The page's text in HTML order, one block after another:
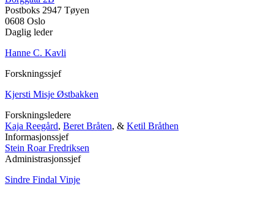
Postboks 2947 Tøyen
0608 Oslo
Daglig leder
Hanne C. Kavli
Forskningssjef
Kjersti Misje Østbakken
Forskningsledere
Kaja Reegård, Beret Bråten, & Ketil Bråthen
Informasjonssjef
Stein Roar Fredriksen
Administrasjonssjef
Sindre Findal Vinje